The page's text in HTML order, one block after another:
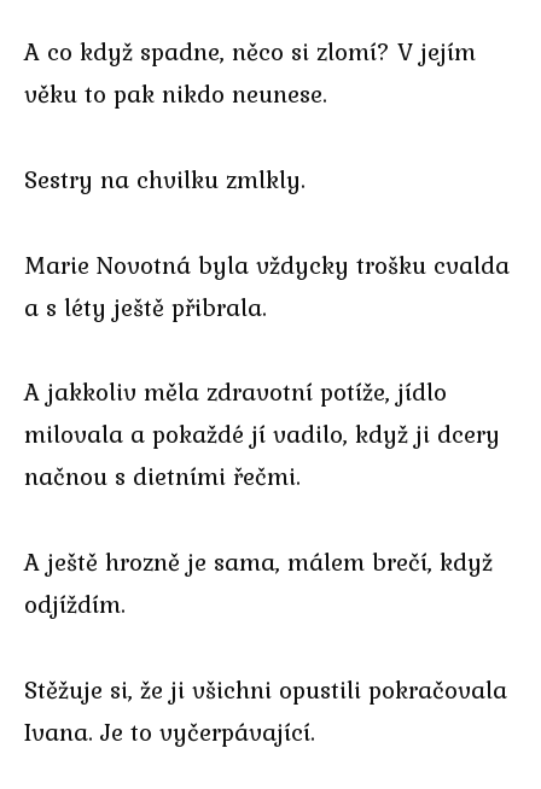
A co když spadne, něco si zlomí? V jejím
věku to pak nikdo neunese.
Sestry na chvilku zmlkly.
Marie Novotná byla vždycky trošku cvalda
a s léty ještě přibrala.
A jakkoliv měla zdravotní potíže, jídlo
milovala a pokaždé jí vadilo, když ji dcery
načnou s dietními řečmi.
A ještě hrozně je sama, málem brečí, když
odjíždím.
Stěžuje si, že ji všichni opustili pokračovala
Ivana. Je to vyčerpávající.